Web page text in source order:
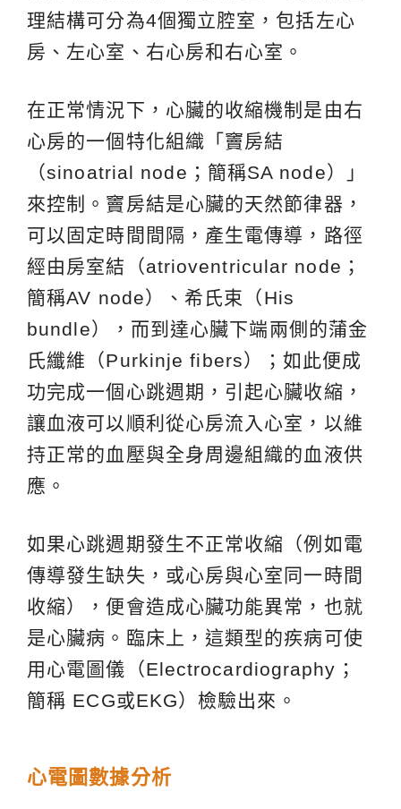
理結構可分為4個獨立腔室，包括左心
房、左心室、右心房和右心室。
在正常情況下，心臟的收縮機制是由右
心房的一個特化組織「竇房結
（sinoatrial node；簡稱SA node）」
來控制。竇房結是心臟的天然節律器，
可以固定時間間隔，產生電傳導，路徑
經由房室結（atrioventricular node；
簡稱AV node）、希氏束（His
bundle），而到達心臟下端兩側的蒲金
氏纖維（Purkinje fibers）；如此便成
功完成一個心跳週期，引起心臟收縮，
讓血液可以順利從心房流入心室，以維
持正常的血壓與全身周邊組織的血液供
應。
如果心跳週期發生不正常收縮（例如電
傳導發生缺失，或心房與心室同一時間
收縮），便會造成心臟功能異常，也就
是心臟病。臨床上，這類型的疾病可使
用心電圖儀（Electrocardiography；
簡稱 ECG或EKG）檢驗出來。
心電圖數據分析